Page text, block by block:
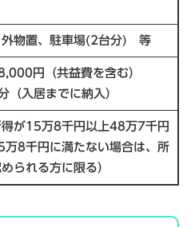
外物置、駐車場(2台分) 等
円（共益費を含む）
入居までに納入）
得が15万8千円以上48万7千円
万8千円に満たない場合は、所
られる方に限る）